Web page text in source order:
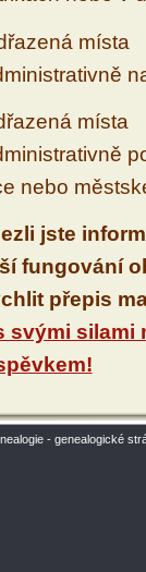
místa
místa
nebo
jste
fungování
přepis
svými silami
- genealogické